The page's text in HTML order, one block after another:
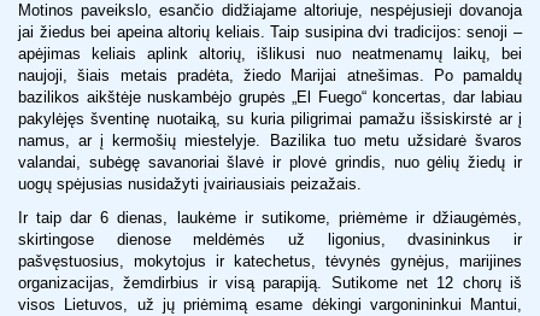
Motinos paveikslo, esančio didžiajame altoriuje, nespėjusieji dovanoja
jai žiedus bei apeina altorių keliais. Taip susipina dvi tradicijos: senoji –
apėjimas keliais aplink altorių, išlikusi nuo neatmenamų laikų, bei
naujoji, šiais metais pradėta, žiedo Marijai atnešimas. Po pamaldų
bazilikos aikštėje nuskambėjo grupės „El Fuego“ koncertas, dar labiau
pakylėjęs šventinę nuotaiką, su kuria piligrimai pamažu išsiskirstė ar į
namus, ar į kermošių miestelyje. Bazilika tuo metu užsidarė švaros
valandai, subėgę savanoriai šlavė ir plovė grindis, nuo gėlių žiedų ir
uogų spėjusias nusidažyti įvairiausiais peizažais.
Ir taip dar 6 dienas, laukėme ir sutikome, priėmėme ir džiaugėmės,
skirtingose dienose meldėmės už ligonius, dvasininkus ir
pašvęstuosius, mokytojus ir katechetus, tėvynės gynėjus, marijines
organizacijas, žemdirbius ir visą parapiją. Sutikome net 12 chorų iš
visos Lietuvos, už jų priėmimą esame dėkingi vargonininkui Mantui,